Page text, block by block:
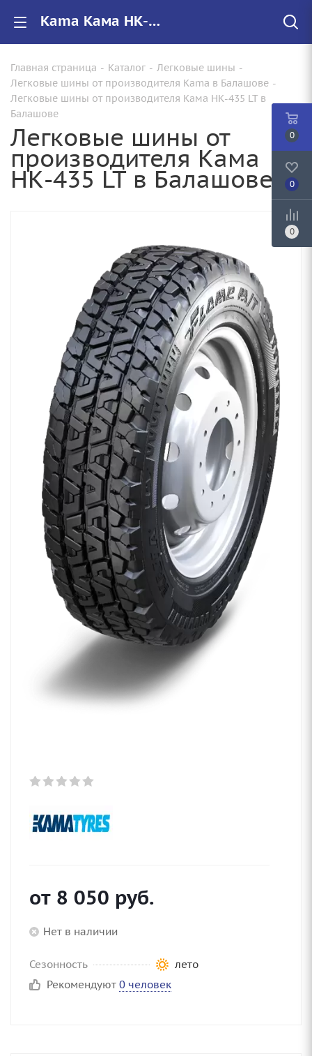
Kama Кама НК-435 LT купить в Балашове, цены на резину Кама НК-435 LT для авто
Главная страница - Каталог - Легковые шины -
Легковые шины от производителя Kama в Балашове -
Легковые шины от производителя Кама НК-435 LT в
Балашове
Легковые шины от
производителя Кама
НК-435 LT в Балашове
от 8 050 руб.
Нет в наличии
Сезонность
лето
Рекомендуют 0 человек
0
0
0